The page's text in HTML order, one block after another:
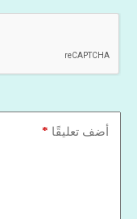
أضف تعليقًا *